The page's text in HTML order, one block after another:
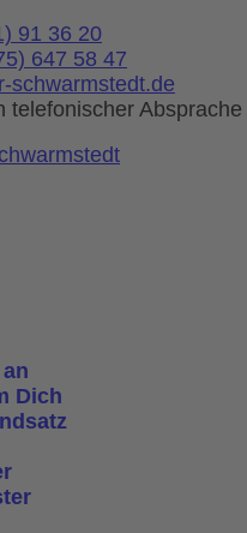
91 36 20
647 58 47
schwarmstedt.de
telefonischer Absprache
Dich